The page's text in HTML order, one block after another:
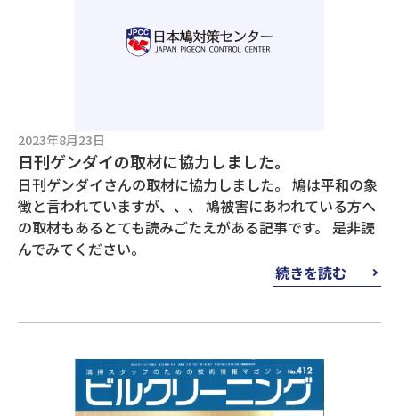
2023年8月23日
日刊ゲンダイの取材に協力しました。
日刊ゲンダイさんの取材に協力しました。 鳩は平和の象
徴と言われていますが、、、 鳩被害にあわれている方へ
の取材もあるとても読みごたえがある記事です。 是非読
んでみてください。
続きを読む